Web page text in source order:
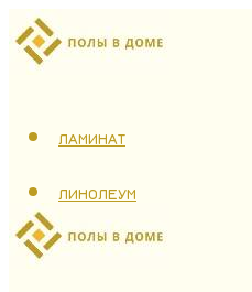
ЛАМИНАТ
ЛИНОЛЕУМ
ТЕПЛЫЙ ПОЛ